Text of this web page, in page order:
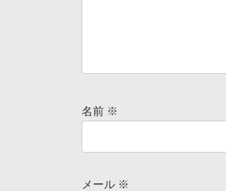
名前 ※
メール ※